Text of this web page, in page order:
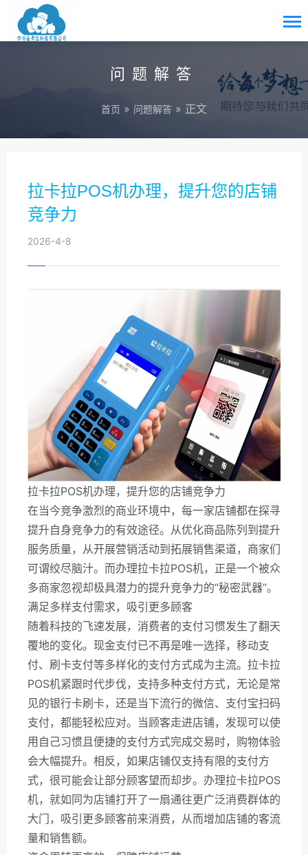
问题解答
首页 » 问题解答 » 正文
拉卡拉POS机办理，提升您的店铺
竞争力
2026-4-8
拉卡拉POS机办理，提升您的店铺竞争力
在当今竞争激烈的商业环境中，每一家店铺都在探寻
提升自身竞争力的有效途径。从优化商品陈列到提升
服务质量，从开展营销活动到拓展销售渠道，商家们
可谓绞尽脑汁。而办理拉卡拉POS机，正是一个被众
多商家忽视却极具潜力的提升竞争力的“秘密武器”。
满足多样支付需求，吸引更多顾客
随着科技的飞速发展，消费者的支付习惯发生了翻天
覆地的变化。现金支付已不再是唯一选择，移动支
付、刷卡支付等多样化的支付方式成为主流。拉卡拉
POS机紧跟时代步伐，支持多种支付方式，无论是常
见的银行卡刷卡，还是当下流行的微信、支付宝扫码
支付，都能轻松应对。当顾客走进店铺，发现可以使
用自己习惯且便捷的支付方式完成交易时，购物体验
会大幅提升。相反，如果店铺仅支持有限的支付方
式，很可能会让部分顾客望而却步。办理拉卡拉POS
机，就如同为店铺打开了一扇通往更广泛消费群体的
大门，吸引更多顾客前来消费，从而增加店铺的客流
量和销售额。